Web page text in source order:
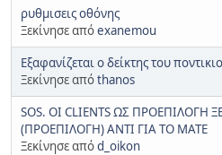
ρυθμισεις οθόνης
Ξεκίνησε απόexanemou
Εξαφανίζεται ο δείκτης του
Ξεκίνησε απόthanos
SOS. ΟΙ CLIENTS ΩΣ ΠΡΟΕΠΙΛΟΓΗ
(ΠΡΟΕΠΙΛΟΓΗ) ΑΝΤΙ ΓΙΑ ΤΟ MATE
Ξεκίνησε απόd_oikon